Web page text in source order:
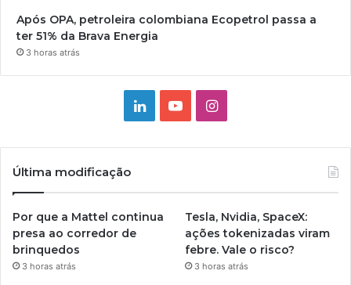
Após OPA, petroleira colombiana Ecopetrol passa a
ter 51% da Brava Energia
3 horas atrás
LinkedinYouTubeInstagram
Última modificação
Por que a Mattel continua
presa ao corredor de
brinquedos
3 horas atrás
Tesla, Nvidia, SpaceX:
ações tokenizadas viram
febre. Vale o risco?
3 horas atrás